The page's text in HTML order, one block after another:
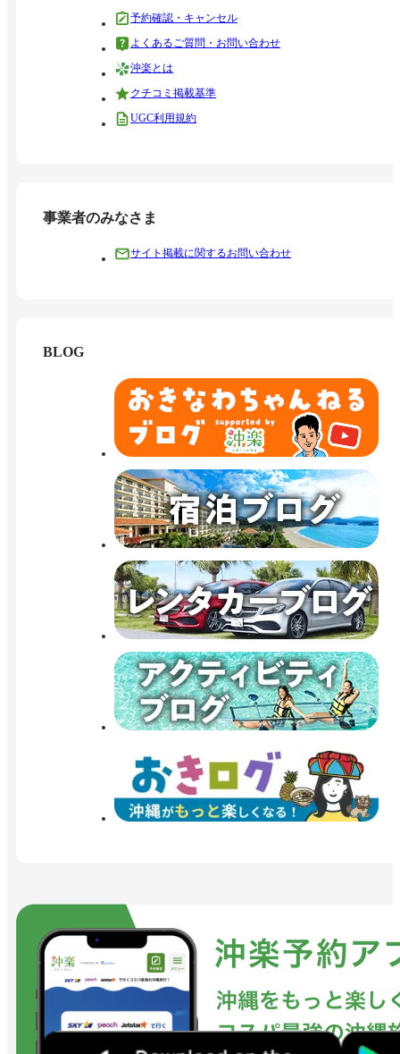
予約確認・キャンセル
よくあるご質問・お問い合わせ
沖楽とは
クチコミ掲載基準
UGC利用規約
事業者のみなさま
サイト掲載に関するお問い合わせ
BLOG